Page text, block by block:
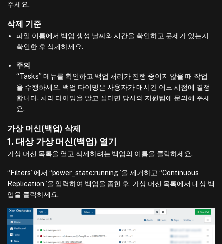
주세요.
삭제 기준
파일 이름에서 백업 생성 날짜와 시간을 확인하고 문제가 있는지
확인한 후 삭제하세요.
주의
“Tasks” 메뉴를 확인하고 백업 처리가 진행 중이지 않을 때 작업
을 수행하세요. 백업 타이밍은 사용자가 매시간 어느 시점에 결정
합니다. 처리 타이밍을 알고 싶다면 당사의 지원팀에 문의해 주세
요.
가상 머신(백업) 삭제
1. 대상 가상 머신(백업) 열기
가상 머신 목록을 열고 삭제하려는 백업의 이름을 클릭하세요.
“Filters”에서 “power_state:running”을 제거하고 “Continuous
Replication”을 입력하여 백업을 좁힌 후, 가상 머신 목록에서 대상 백
업을 클릭하세요.